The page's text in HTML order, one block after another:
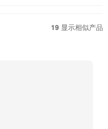
19 显示相似产品